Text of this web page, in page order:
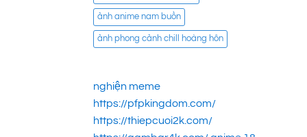
ảnh anime nam buồn
ảnh phong cảnh chill hoàng hôn
nghiện meme
https://pfpkingdom.com/
https://thiepcuoi2k.com/